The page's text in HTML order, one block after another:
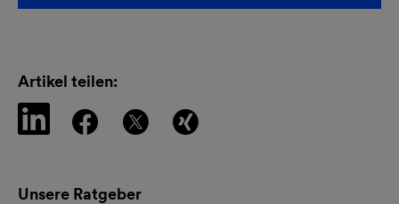
Kurz-
Artikel teilen:
Unsere Ratgeber